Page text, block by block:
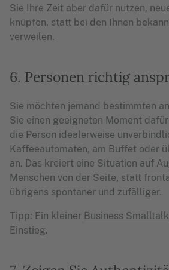
Sie Ihre Zeit aber dafür nutzen,
knüpfen, statt bei den Ihnen
verweilen.
6. Personen richtig
Sie möchten jemand bestimmten
Sie einen geeigneten Moment
die Person idealerweise
Kaffeeautomaten, am Buffet oder
an. Das kreiert eine Situation auf
Menschen von der Seite, statt
übrigens spontaner und zufälliger.
Tipp: Ein kleiner Business Smalltalk
Einstieg.